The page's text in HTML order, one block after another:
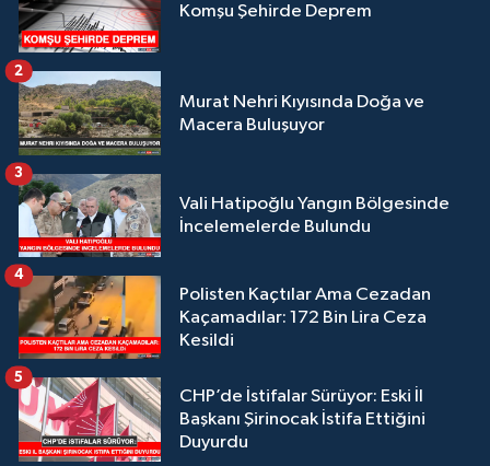
Komşu Şehirde Deprem
Murat Nehri Kıyısında Doğa ve
Macera Buluşuyor
2
Vali Hatipoğlu Yangın Bölgesinde
İncelemelerde Bulundu
3
Polisten Kaçtılar Ama Cezadan
Kaçamadılar: 172 Bin Lira Ceza
Kesildi
4
CHP’de İstifalar Sürüyor: Eski İl
Başkanı Şirinocak İstifa Ettiğini
Duyurdu
5